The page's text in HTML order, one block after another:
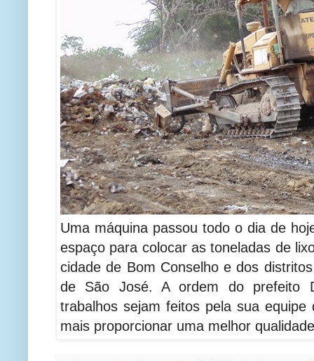
Uma máquina passou todo o dia de
espaço para colocar as toneladas de
cidade de Bom Conselho e dos
de São José. A ordem do prefeito
trabalhos sejam feitos pela sua
mais proporcionar uma melhor